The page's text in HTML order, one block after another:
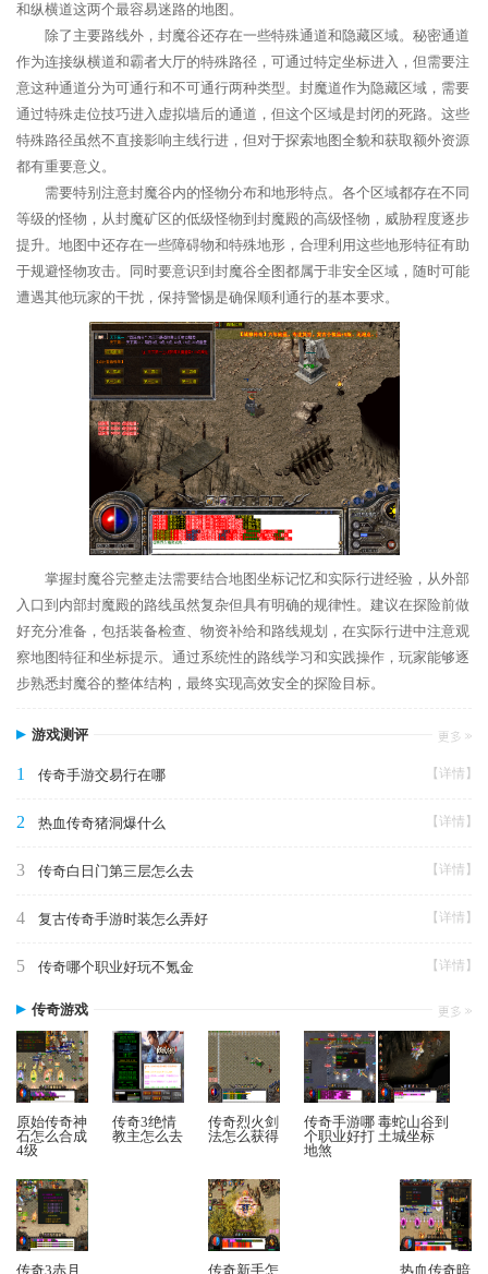
和纵横道这两个最容易迷路的地图。
除了主要路线外，封魔谷还存在一些特殊通道和隐藏区域。秘密通道
作为连接纵横道和霸者大厅的特殊路径，可通过特定坐标进入，但需要注
意这种通道分为可通行和不可通行两种类型。封魔道作为隐藏区域，需要
通过特殊走位技巧进入虚拟墙后的通道，但这个区域是封闭的死路。这些
特殊路径虽然不直接影响主线行进，但对于探索地图全貌和获取额外资源
都有重要意义。
需要特别注意封魔谷内的怪物分布和地形特点。各个区域都存在不同
等级的怪物，从封魔矿区的低级怪物到封魔殿的高级怪物，威胁程度逐步
提升。地图中还存在一些障碍物和特殊地形，合理利用这些地形特征有助
于规避怪物攻击。同时要意识到封魔谷全图都属于非安全区域，随时可能
遭遇其他玩家的干扰，保持警惕是确保顺利通行的基本要求。
掌握封魔谷完整走法需要结合地图坐标记忆和实际行进经验，从外部
入口到内部封魔殿的路线虽然复杂但具有明确的规律性。建议在探险前做
好充分准备，包括装备检查、物资补给和路线规划，在实际行进中注意观
察地图特征和坐标提示。通过系统性的路线学习和实践操作，玩家能够逐
步熟悉封魔谷的整体结构，最终实现高效安全的探险目标。
游戏测评
1 传奇手游交易行在哪 【详情】
2 热血传奇猪洞爆什么 【详情】
3 传奇白日门第三层怎么去 【详情】
4 复古传奇手游时装怎么弄好 【详情】
5 传奇哪个职业好玩不氪金 【详情】
传奇游戏
原始传奇神
石怎么合成
4级
传奇3绝情
教主怎么去
传奇烈火剑
法怎么获得
传奇手游哪
个职业好打
地煞
毒蛇山谷到
土城坐标
传奇3赤月 传奇新手怎 热血传奇暗